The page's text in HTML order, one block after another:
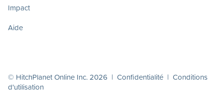
Impact
Aide
© HitchPlanet Online Inc. 2026 | Confidentialité | Conditions
d'utilisation